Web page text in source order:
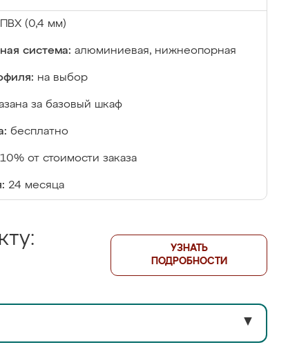
ПВХ (0,4 мм)
система: алюминиевая, нижнеопорная
на выбор
за базовый шкаф
бесплатно
10% от стоимости заказа
24 месяца
УЗНАТЬ
ПОДРОБНОСТИ
▼